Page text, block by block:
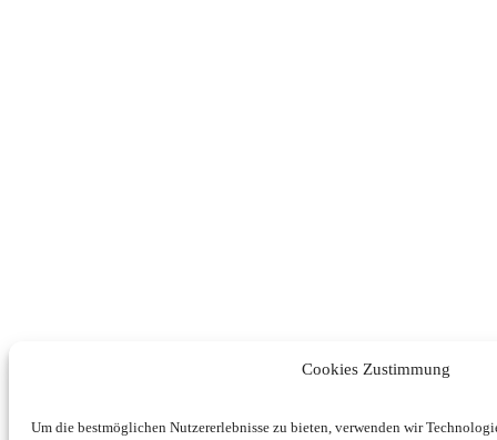
Cookies Zustimmung
Um die bestmöglichen Nutzererlebnisse zu bieten, verwenden wir